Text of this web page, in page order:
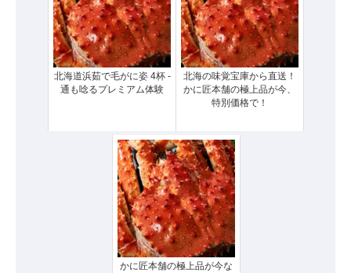
北海道浜茹で毛がに姿 4杯 -
通も唸るプレミアム体験
北海の味覚宝庫から直送！
かに匠本舗の極上品が今、
特別価格で！
かに匠本舗の極上品が今な